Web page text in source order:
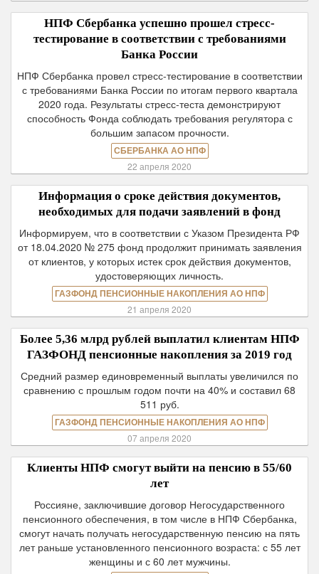
НПФ Сбербанка успешно прошел стресс-
тестирование в соответствии с требованиями
Банка России
НПФ Сбербанка провел стресс-тестирование в соответствии
с требованиями Банка России по итогам первого квартала
2020 года. Результаты стресс-теста демонстрируют
способность Фонда соблюдать требования регулятора с
большим запасом прочности.
СБЕРБАНКА АО НПФ
22 апреля 2020
Информация о сроке действия документов,
необходимых для подачи заявлений в фонд
Информируем, что в соответствии с Указом Президента РФ
от 18.04.2020 № 275 фонд продолжит принимать заявления
от клиентов, у которых истек срок действия документов,
удостоверяющих личность.
ГАЗФОНД ПЕНСИОННЫЕ НАКОПЛЕНИЯ АО НПФ
21 апреля 2020
Более 5,36 млрд рублей выплатил клиентам НПФ
ГАЗФОНД пенсионные накопления за 2019 год
Средний размер единовременный выплаты увеличился по
сравнению с прошлым годом почти на 40% и составил 68
511 руб.
ГАЗФОНД ПЕНСИОННЫЕ НАКОПЛЕНИЯ АО НПФ
07 апреля 2020
Клиенты НПФ смогут выйти на пенсию в 55/60
лет
Россияне, заключившие договор Негосударственного
пенсионного обеспечения, в том числе в НПФ Сбербанка,
смогут начать получать негосударственную пенсию на пять
лет раньше установленного пенсионного возраста: с 55 лет
женщины и с 60 лет мужчины.